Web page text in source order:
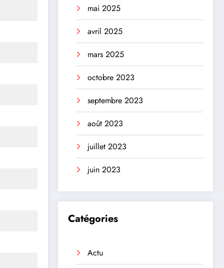
mai 2025
avril 2025
mars 2025
octobre 2023
septembre 2023
août 2023
juillet 2023
juin 2023
Catégories
Actu